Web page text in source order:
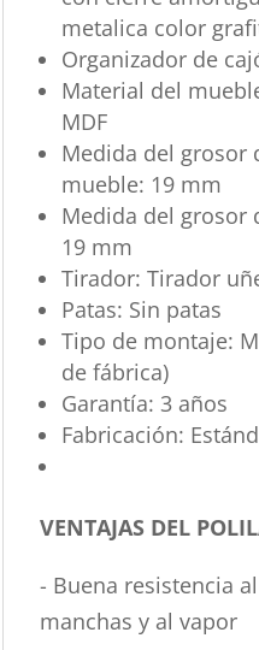
metalica color
Organizador de
Material del
MDF
Medida del grosor
mueble: 19 mm
Medida del grosor
19 mm
Tirador: Tirador
Patas: Sin patas
Tipo de montaje:
de fábrica)
Garantía: 3 años
Fabricación:
VENTAJAS DEL
- Buena resistencia
manchas y al vapor